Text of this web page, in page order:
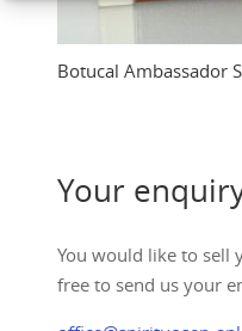
Botucal Ambassador
Your
You would like to sell
free to send us your